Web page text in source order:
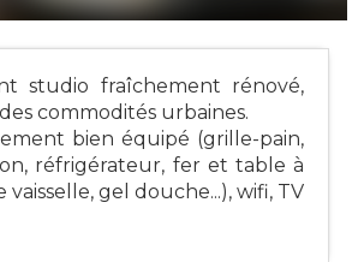
studio fraîchement rénové,
commodités urbaines.
bien équipé (grille-pain,
réfrigérateur, fer et table à
gel douche...), wifi, TV